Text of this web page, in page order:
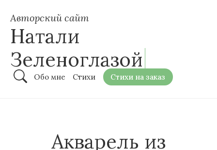
Авторский сайт
Натали
Зеленоглазой
Обо мне Стихи Стихи на заказ
Акварель из